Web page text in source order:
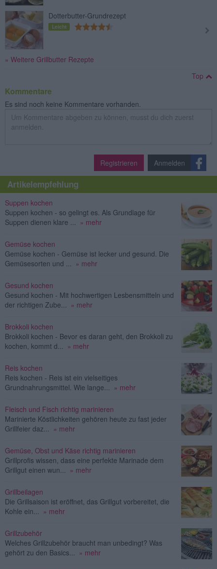
Dotterbutter-Grundrezept
Leicht
» Weitere Grillbutter Rezepte
Top
Kommentare
Es sind noch keine Kommentare vorhanden.
Registrieren Anmelden
Artikelempfehlung
Suppen kochen
Suppen kochen - so gelingt es. Als Grundlage für
Suppen dienen klare ... » mehr
Gemüse kochen
Gemüse kochen - Gemüse ist lecker und gesund. Die
Gemüsesorten und ... » mehr
Gesund kochen
Gesund kochen - Mit hochwertigen Lesbensmitteln und
der richtigen Zube... » mehr
Brokkoli kochen
Brokkoli kochen - Bevor es daran geht, den Brokkoli zu
kochen, kommt d... » mehr
Reis kochen
Reis kochen - Reis ist ein vielseitiges
Grundnahrungsmittel. Wie lange... » mehr
Fleisch und Fisch richtig marinieren
Marinierte Köstlichkeiten gehören heute zu fast jeder
Grillfeier daz... » mehr
Gemüse, Obst und Käse richtig marinieren
Grillprofis wissen, dass eine perfekte Marinade dem
Grillgut einen wun... » mehr
Grillbeilagen
Die Grillsaison ist eröffnet, das Grillgut vorbereitet, die
Kohle ein... » mehr
Grillzubehör
Welches Grillzubehör braucht man unbedingt? Was
gehört zu den Basics... » mehr